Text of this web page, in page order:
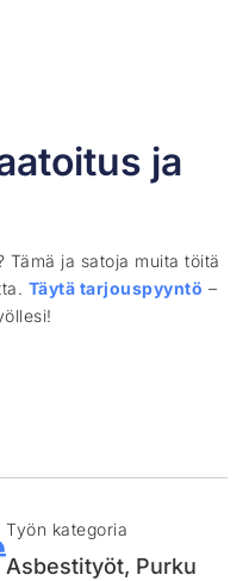
ja
Tämä ja satoja muita töitä
Täytä tarjouspyyntö –
Työn kategoria
Asbestityöt, Purku